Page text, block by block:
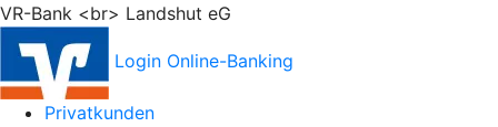
VR-Bank <br> Landshut eG
Login Online-Banking
Privatkunden